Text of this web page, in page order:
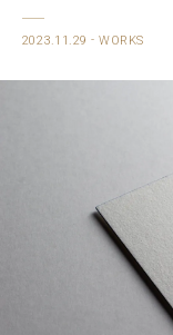
2023.11.29 WORKS